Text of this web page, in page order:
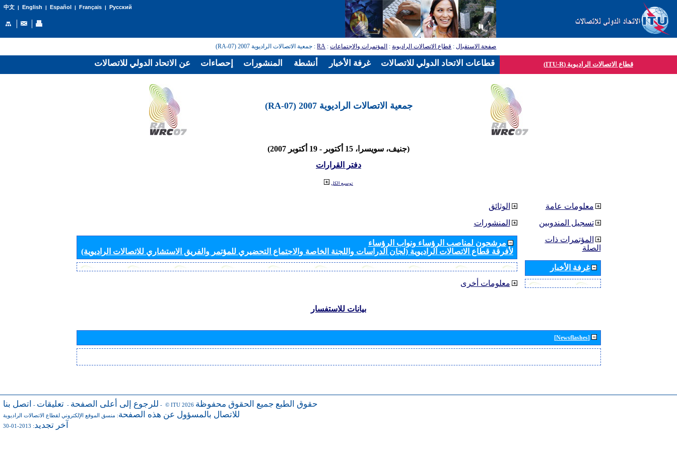
中文| English | Español | Français| Русский
صفحة الاستقبال: قطاع الاتصالات الراديوية: المؤتمرات والاجتماعات:
RA: جمعية الاتصالات الراديوية 2007 (RA-07)
قطاع الاتصالات الراديوية (ITU-R)
جمعية الاتصالات الراديوية 2007 (RA-07)
(جنيف، سويسرا، 15 أكتوبر - 19 أكتوبر 2007)
دفتر القرارات
توسيع الكل
الوثائق
المنشورات
مرشحون لمناصب الرؤساء ونواب الرؤساء
لأفرقة قطاع الاتصالات الراديوية (لجان الدراسات واللجنة الخاصة والاجتماع التحضيري للمؤتمر والفريق الاستشاري للاتصالات الراديوية)
معلومات أخرى
معلومات عامة
تسجيل المندوبين
المؤتمرات ذات
الصلة
غرفة الأخبار
بيانات للاستفسار
[Newsflashes]
للرجوع إلى أعلى الصفحة - تعليقات - اتصل بنا - © ITU 2026 حقوق الطبع جميع الحقوق محفوظة
للاتصال بالمسؤول عن هذه الصفحة: منسق الموقع الإلكتروني لقطاع الاتصالات الراديوية
آخر تجديد: 2013-01-30
عن الاتحاد الدولي للاتصالات إحصاءات المنشورات أنشطة غرفة الأخبار قطاعات الاتحاد الدولي للاتصالات